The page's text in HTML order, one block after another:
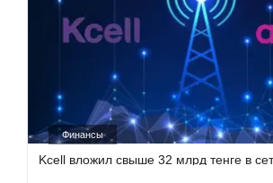
Финансы
Kcell вложил свыше 32 млрд тенге в